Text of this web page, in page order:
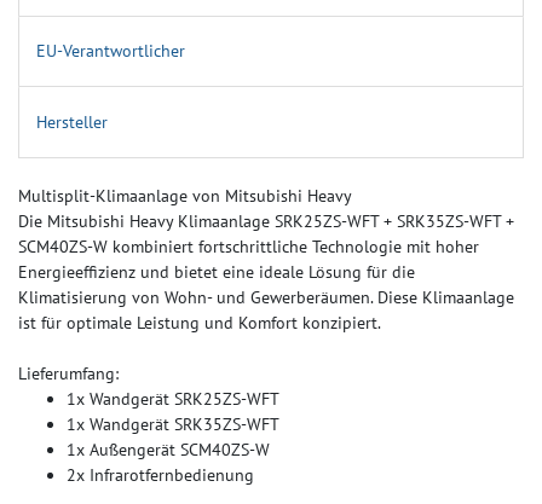
EU-Verantwortlicher
Hersteller
Multisplit-Klimaanlage von Mitsubishi Heavy
Die Mitsubishi Heavy Klimaanlage SRK25ZS-WFT + SRK35ZS-WFT +
SCM40ZS-W kombiniert fortschrittliche Technologie mit hoher
Energieeffizienz und bietet eine ideale Lösung für die
Klimatisierung von Wohn- und Gewerberäumen. Diese Klimaanlage
ist für optimale Leistung und Komfort konzipiert.
Lieferumfang:
1x Wandgerät SRK25ZS-WFT
1x Wandgerät SRK35ZS-WFT
1x Außengerät SCM40ZS-W
2x Infrarotfernbedienung